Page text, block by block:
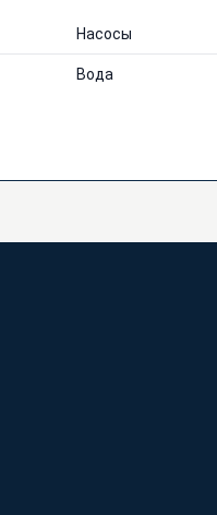
Насосы
Вода